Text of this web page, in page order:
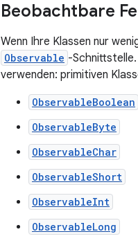
Beobachtbare
Wenn Ihre Klassen nur
Observable -Schnittstelle.
verwenden: primitiven
ObservableBoolean
ObservableByte
ObservableChar
ObservableShort
ObservableInt
ObservableLong